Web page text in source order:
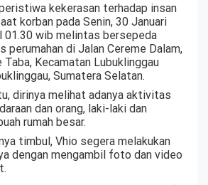
kekerasan terhadap insan
korban pada Senin, 30 Januari
01.30 wib melintas bersepeda
perumahan di Jalan Cereme Dalam,
Taba, Kecamatan Lubuklinggau
Sumatera Selatan.
dirinya melihat adanya aktivitas
dan orang, laki-laki dan
rumah besar.
timbul, Vhio segera melakukan
dengan mengambil foto dan video